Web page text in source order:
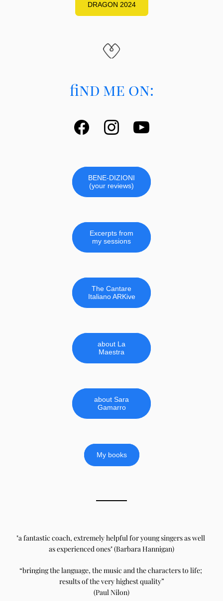
DRAGON 2024
find me on:
BENE-DIZIONI
(your reviews)
Excerpts from
my sessions
The Cantare
Italiano ARKive
about La
Maestra
about Sara
Gamarro
My books
"a fantastic coach, extremely helpful for young singers as well
as experienced ones" (Barbara Hannigan)
“bringing the language, the music and the characters to life;
results of the very highest quality”
(Paul Nilon)